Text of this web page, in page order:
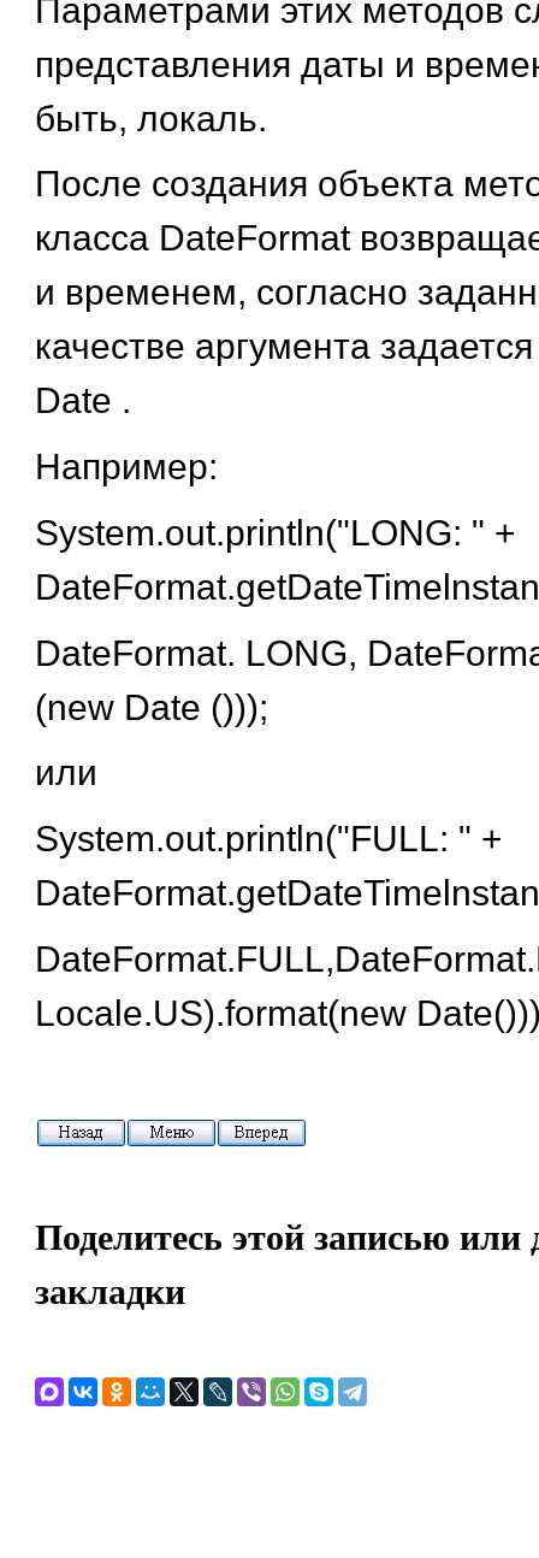
Параметрами этих методов
представления даты и
быть, локаль.
После создания объекта
класса DateFormat
и временем, согласно
качестве аргумента
Date .
Например:
System.out.println("LONG: " +
DateFormat. LONG,
(new Date ()));
или
System.out.println("FULL: " +
Locale.US).format(new
Поделитесь этой записью или
закладки